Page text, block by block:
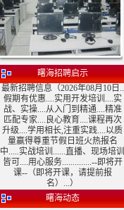
曙海招聘启示
最新招聘信息（2026年08月10日..
假期有优惠....实用开发培训....实
战、实操....从入门到精通....精准
匹配专家....良心教育....课程再次
升级....学用相长,注重实践....以质
量赢得尊重节假日班火热报名
中.....实战培训......直播、现场培训
皆可....用心服务..............--即将开
课--（即将开课，请提前报
名）...）
曙海动态